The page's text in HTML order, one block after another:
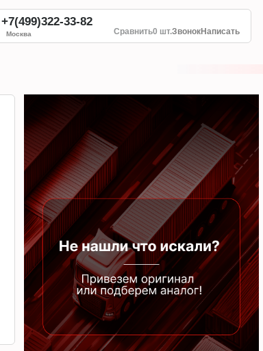
+7(499)322-33-82
Москва Сравнить0 шт.ЗвонокНаписать